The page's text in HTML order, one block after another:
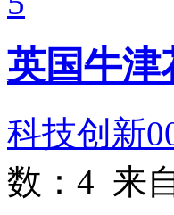
英国牛津
科技创新
数：4 来